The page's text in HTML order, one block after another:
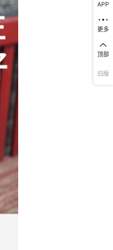
APP
更多
顶部
旧版